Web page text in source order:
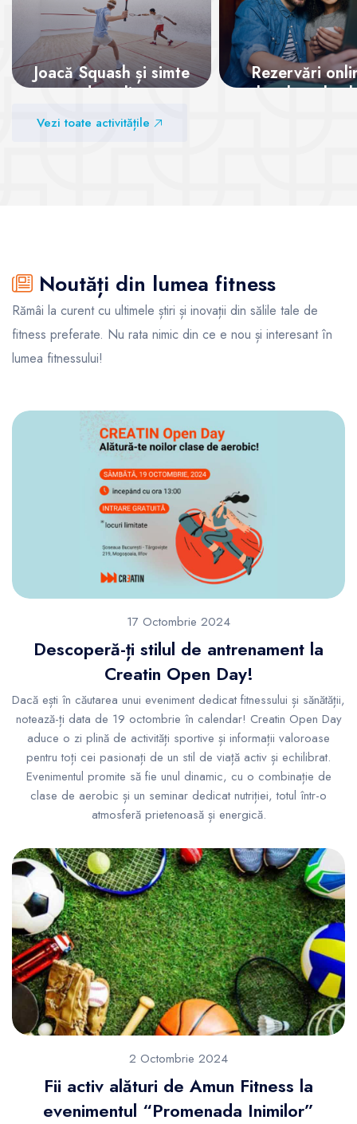
Joacă Squash și simte
adrenalina
Rezervări
locul tău la
Vezi toate activitățile
Noutăți din lumea fitness
Rămâi la curent cu ultimele știri și inovații din sălile tale de
fitness preferate. Nu rata nimic din ce e nou și interesant în
lumea fitnessului!
17 Octombrie 2024
Descoperă-ți stilul de antrenament la
Creatin Open Day!
Dacă ești în căutarea unui eveniment dedicat fitnessului și sănătății,
notează-ți data de 19 octombrie în calendar! Creatin Open Day
aduce o zi plină de activități sportive și informații valoroase
pentru toți cei pasionați de un stil de viață activ și echilibrat.
Evenimentul promite să fie unul dinamic, cu o combinație de
clase de aerobic și un seminar dedicat nutriției, totul într-o
atmosferă prietenoasă și energică.
2 Octombrie 2024
Fii activ alături de Amun Fitness la
evenimentul “Promenada Inimilor”